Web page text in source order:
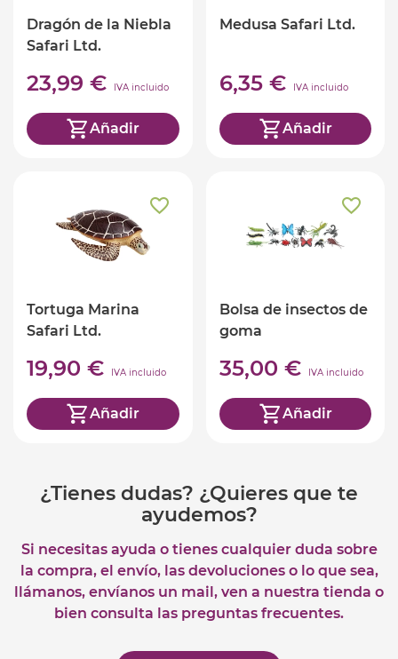
Dragón de la Niebla
Safari Ltd.
23,99 € IVA incluido
Añadir
Medusa Safari Ltd.
6,35 € IVA incluido
Añadir
Tortuga Marina
Safari Ltd.
19,90 € IVA incluido
Añadir
Bolsa de insectos de
goma
35,00 € IVA incluido
Añadir
¿Tienes dudas? ¿Quieres que te
ayudemos?
Si necesitas ayuda o tienes cualquier duda sobre
la compra, el envío, las devoluciones o lo que sea,
llámanos, envíanos un mail, ven a nuestra tienda o
bien consulta las preguntas frecuentes.